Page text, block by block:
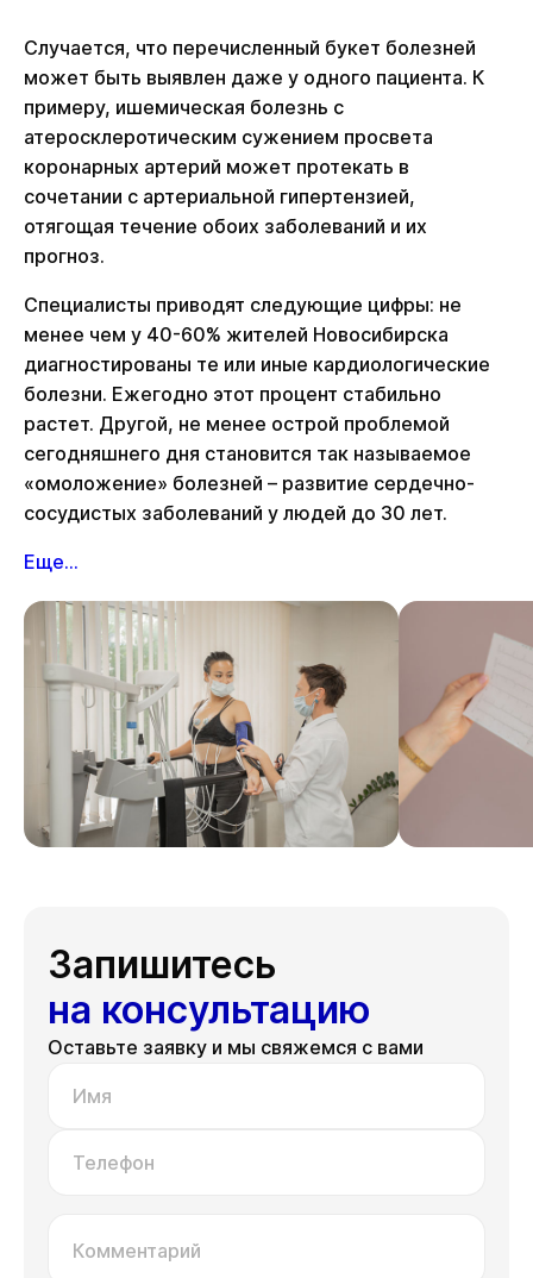
Случается, что перечисленный букет болезней
может быть выявлен даже у одного пациента. К
примеру, ишемическая болезнь с
атеросклеротическим сужением просвета
коронарных артерий может протекать в
сочетании с артериальной гипертензией,
отягощая течение обоих заболеваний и их
прогноз.
Специалисты приводят следующие цифры: не
менее чем у 40-60% жителей Новосибирска
диагностированы те или иные кардиологические
болезни. Ежегодно этот процент стабильно
растет. Другой, не менее острой проблемой
сегодняшнего дня становится так называемое
«омоложение» болезней – развитие сердечно-
сосудистых заболеваний у людей до 30 лет.
Еще...
Запишитесь
на консультацию
Оставьте заявку и мы свяжемся с вами
Имя
Телефон
Комментарий